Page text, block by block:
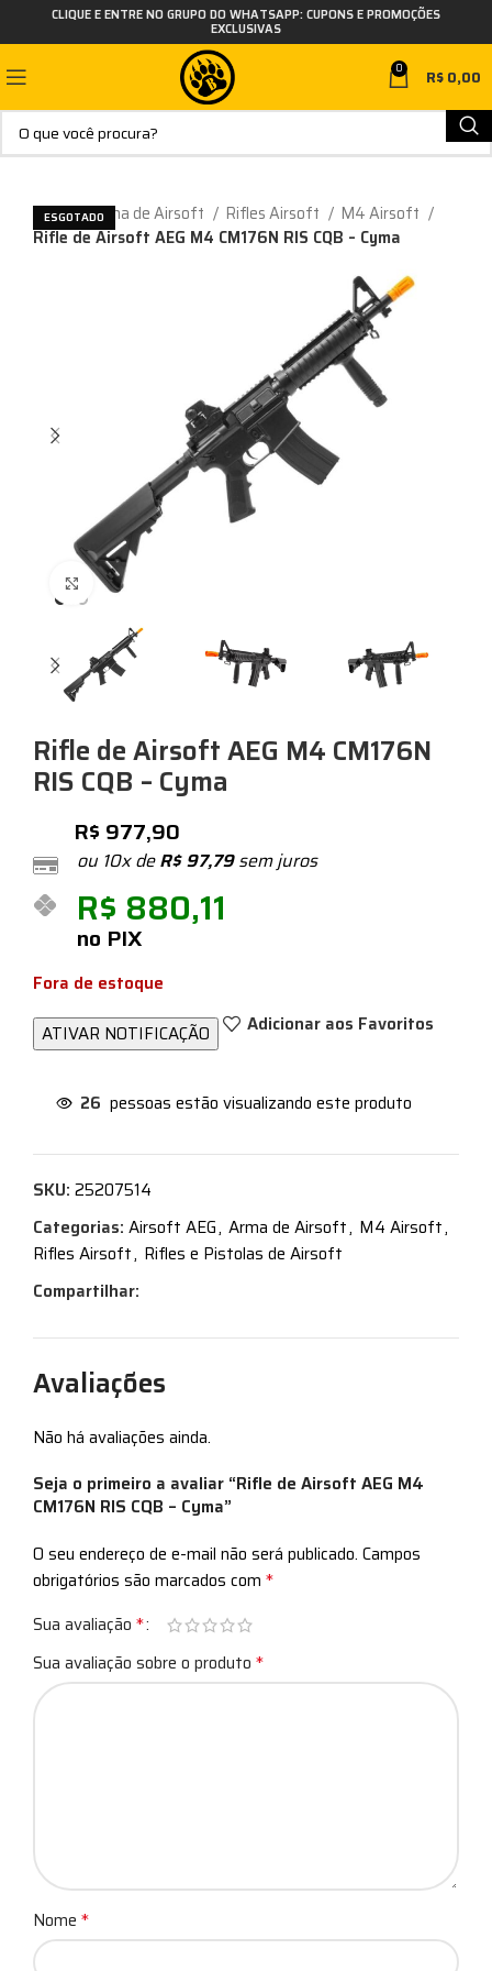
CLIQUE E ENTRE NO GRUPO DO WHATSAPP: CUPONS E PROMOÇÕES
EXCLUSIVAS
0 R$0,00
Início Arma de Airsoft Rifles Airsoft
M4 Airsoft
Rifle de Airsoft AEG M4 CM176N RIS CQB – Cyma
ESGOTADO
Expandir
Rifle de Airsoft AEG M4 CM176N
RIS CQB – Cyma
R$ 977,90
ou 10x deR$97,79sem juros
R$ 880,11
no PIX
Fora de estoque
Adicionar aos Favoritos
26 pessoas estão visualizando este produto
SKU: 25207514
Categorias: Airsoft AEG, Arma de Airsoft, M4 Airsoft,
Rifles Airsoft, Rifles e Pistolas de Airsoft
Compartilhar:
Avaliações
Não há avaliações ainda.
Seja o primeiro a avaliar “Rifle de Airsoft AEG M4
CM176N RIS CQB – Cyma”
O seu endereço de e-mail não será publicado. Campos
obrigatórios são marcados com *
Sua avaliação *
Sua avaliação sobre o produto *
Nome *